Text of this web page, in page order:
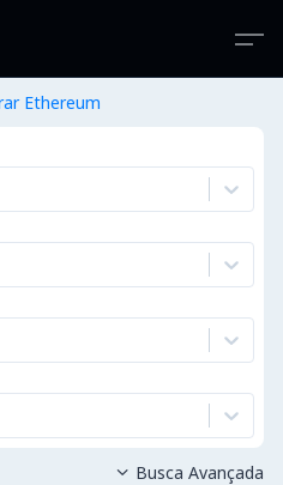
Ethereum
 Busca Avançada